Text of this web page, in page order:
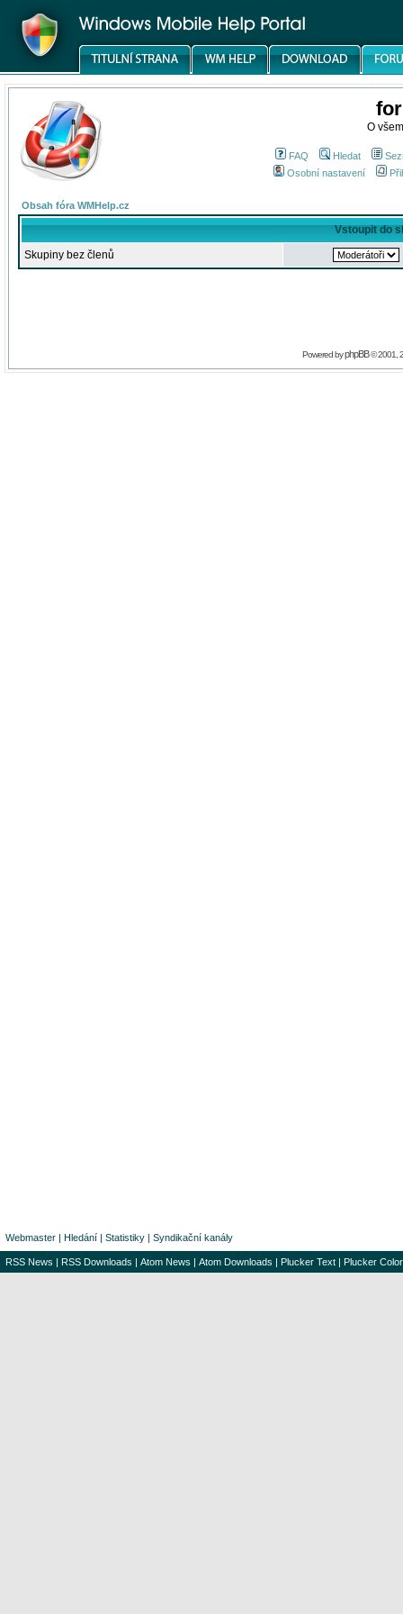
O
FAQ Hledat
Osobní nastavení
Obsah fóra WMHelp.cz
Vstoupit do
Skupiny bez členů
Powered byphpBB© 2001,
Webmaster | Hledání | Statistiky | Syndikační kanály
RSS News | RSS Downloads | Atom News | Atom Downloads | Plucker Text | Plucker Color